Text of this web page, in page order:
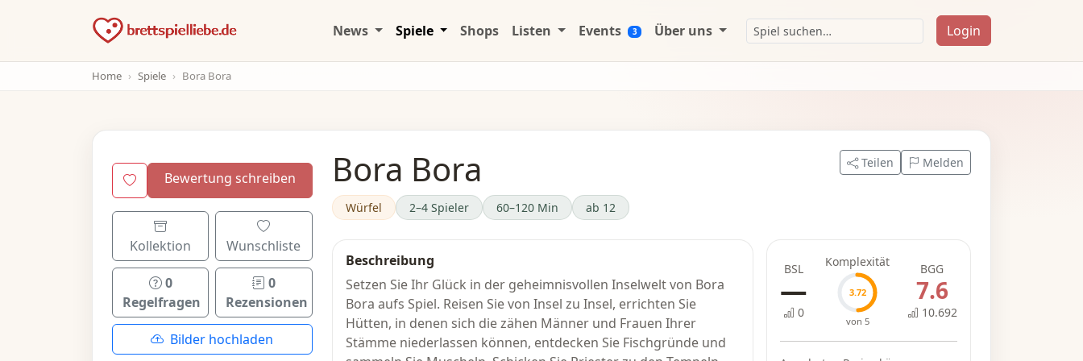
News Spiele Shops Listen Events 3 Über uns Login
Home Spiele Bora Bora
Bewertung schreiben
Kollektion Wunschliste
0
Regelfragen
0
Rezensionen
Bilder hochladen
Bora Bora
Würfel 2–4 Spieler 60–120 Min ab 12
Teilen Melden
Beschreibung
Setzen Sie Ihr Glück in der geheimnisvollen Inselwelt von Bora
Bora aufs Spiel. Reisen Sie von Insel zu Insel, errichten Sie
Hütten, in denen sich die zähen Männer und Frauen Ihrer
Stämme niederlassen können, entdecken Sie Fischgründe und
BSL
—
0
Komplexität
3.72
von 5
BGG
7.6
10.692